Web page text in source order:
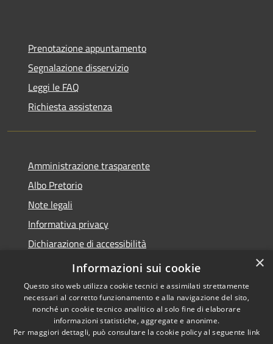
Prenotazione appuntamento
Segnalazione disservizio
Leggi le FAQ
Richiesta assistenza
Amministrazione trasparente
Albo Pretorio
Note legali
Informativa privacy
Dichiarazione di accessibilità
Obiettivi di accessibilità
Accessibilità
Copyright © 2026 • Comune di
San Giorgio Bigarello •
×
Informazioni sui cookie
Questo sito web utilizza cookie tecnici e assimilati strettamente
necessari al corretto funzionamento e alla navigazione del sito,
nonché un cookie tecnico analitico al solo fine di elaborare
informazioni statistiche, aggregate e anonime.
Per maggiori dettagli, può consultare la cookie policy al seguente link